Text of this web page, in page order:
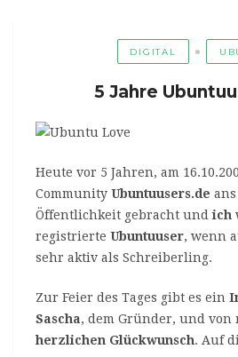
DIGITAL
5 Jahre
Heute vor 5 Jahren, am
Community Ubuntuusers.de
Öffentlichkeit gebracht undich
registrierte Ubuntuuser, wenn
sehr aktiv als Schreiberling.
Zur Feier des Tages gibt es ein
Sascha, dem Gründer, und von
herzlichen Glückwunsch. Auf